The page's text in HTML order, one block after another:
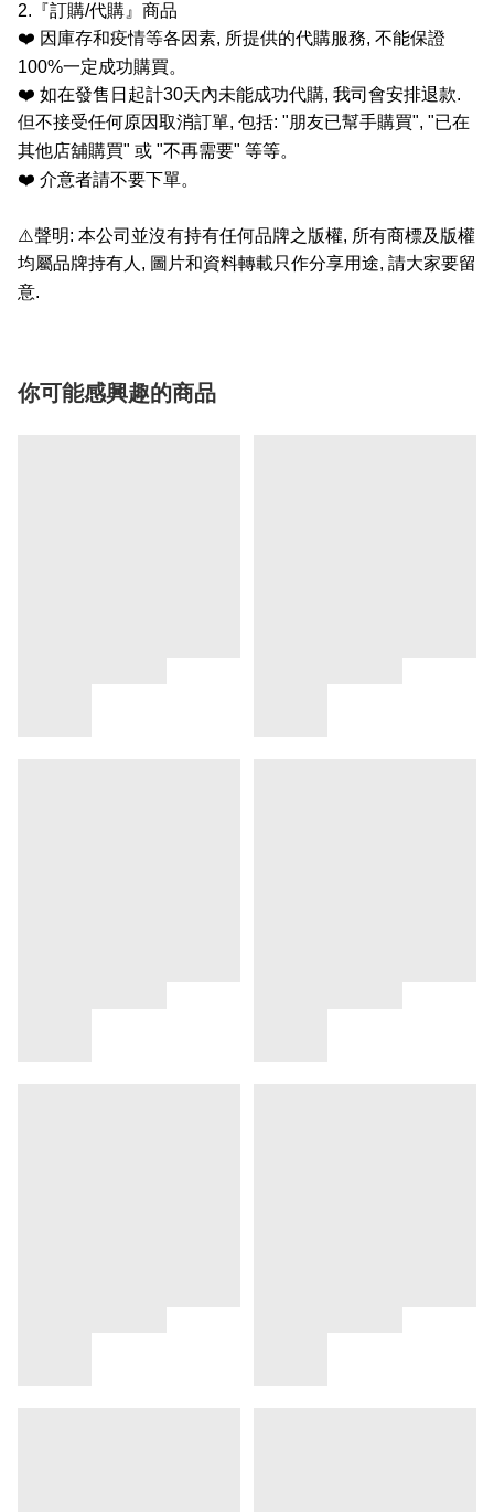
2. 『訂購/代購』商品
❤️ 因庫存和疫情等各因素, 所提供的代購服務, 不能保證
100%一定成功購買。
❤️ 如在發售日起計30天內未能成功代購, 我司會安排退款.
但不接受任何原因取消訂單, 包括: "朋友已幫手購買", "已在
其他店舖購買" 或 "不再需要" 等等。
❤️ 介意者請不要下單。
⚠️聲明: 本公司並沒有持有任何品牌之版權, 所有商標及版權
均屬品牌持有人 , 圖片和資料轉載只作分享用途, 請大家要留
意.
你可能感興趣的商品